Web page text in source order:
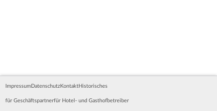
Impressum Datenschutz Kontakt Historisches
für Geschäftspartnerfür Hotel- und Gasthofbetreiber